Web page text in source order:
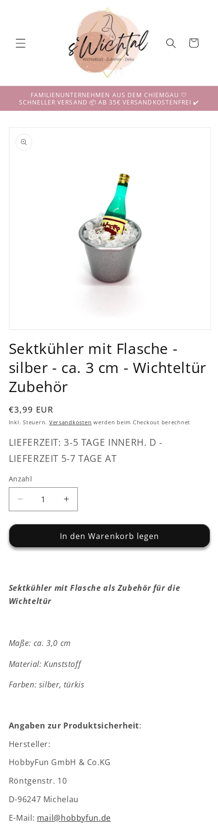
Warenkorb
FAMILIENUNTERNEHMEN AUS DEM CHIEMGAU 🤍
SCHNELLER VERSAND 📦 AB 35€ VERSANDKOSTENFREI ✔️
in
Modal
öffnen
Sektkühler mit Flasche -
silber - ca. 3 cm - Wichteltür
Zubehör
Normaler
Preis
€3,99 EUR
Inkl. Steuern. Versandkosten werden beim Checkout berechnet
LIEFERZEIT: 3-5 TAGE INNERH. D -
LIEFERZEIT 5-7 TAGE AT
Anzahl
Verringere
die
Menge
Sektkühler
silber
-
-
Zubehör
Erhöhe
die
Menge
für
Sektkühler
silber
-
Zubehör
In den Warenkorb legen
Sektkühler mit Flasche als Zubehör für die
Wichteltür
Maße: ca. 3,0 cm
Material: Kunststoff
Farben: silber, türkis
Angaben zur Produktsicherheit:
Hersteller:
HobbyFun GmbH & Co.KG
Röntgenstr. 10
D-96247 Michelau
E-Mail: mail@hobbyfun.de